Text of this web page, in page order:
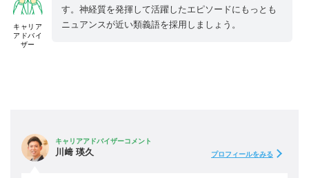
キャリア
アドバイ
ザー
す。神経質を発揮して活躍したエピソードにもっとも
ニュアンスが近い類義語を採用しましょう。
キャリアアドバイザーコメント
川﨑 瑛久 プロフィールをみる